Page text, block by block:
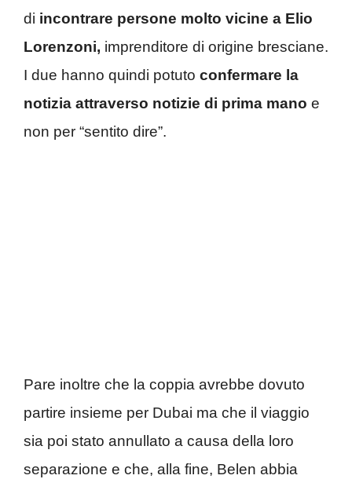
di incontrare persone molto vicine a Elio
Lorenzoni, imprenditore di origine bresciane.
I due hanno quindi potuto confermare la
notizia attraverso notizie di prima mano e
non per “sentito dire”.
Pare inoltre che la coppia avrebbe dovuto
partire insieme per Dubai ma che il viaggio
sia poi stato annullato a causa della loro
separazione e che, alla fine, Belen abbia